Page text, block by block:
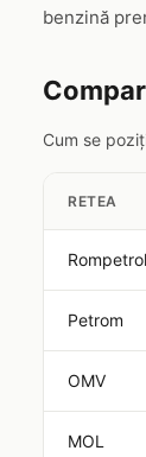
benzină
Cum se
RETEA
Rompetrol
Petrom
OMV
MOL